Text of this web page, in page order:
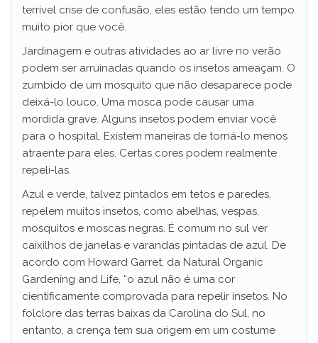
terrível crise de confusão, eles estão tendo um tempo
muito pior que você.
Jardinagem e outras atividades ao ar livre no verão
podem ser arruinadas quando os insetos ameaçam. O
zumbido de um mosquito que não desaparece pode
deixá-lo louco. Uma mosca pode causar uma
mordida grave. Alguns insetos podem enviar você
para o hospital. Existem maneiras de torná-lo menos
atraente para eles. Certas cores podem realmente
repeli-las.
Azul e verde, talvez pintados em tetos e paredes,
repelem muitos insetos, como abelhas, vespas,
mosquitos e moscas negras. É comum no sul ver
caixilhos de janelas e varandas pintadas de azul. De
acordo com Howard Garret, da Natural Organic
Gardening and Life, “o azul não é uma cor
cientificamente comprovada para repelir insetos. No
folclore das terras baixas da Carolina do Sul, no
entanto, a crença tem sua origem em um costume